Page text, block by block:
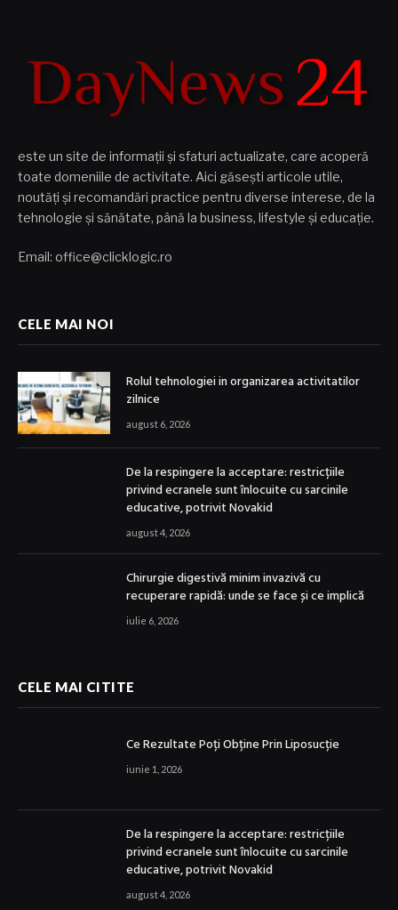
este un site de informații și sfaturi actualizate, care acoperă
toate domeniile de activitate. Aici găsești articole utile,
noutăți și recomandări practice pentru diverse interese, de la
tehnologie și sănătate, până la business, lifestyle și educație.
Email: office@clicklogic.ro
CELE MAI NOI
Rolul tehnologiei in organizarea activitatilor
zilnice
august 6, 2026
De la respingere la acceptare: restricțiile
privind ecranele sunt înlocuite cu sarcinile
educative, potrivit Novakid
august 4, 2026
Chirurgie digestivă minim invazivă cu
recuperare rapidă: unde se face și ce implică
iulie 6, 2026
CELE MAI CITITE
Ce Rezultate Poți Obține Prin Liposucție
iunie 1, 2026
De la respingere la acceptare: restricțiile
privind ecranele sunt înlocuite cu sarcinile
educative, potrivit Novakid
august 4, 2026